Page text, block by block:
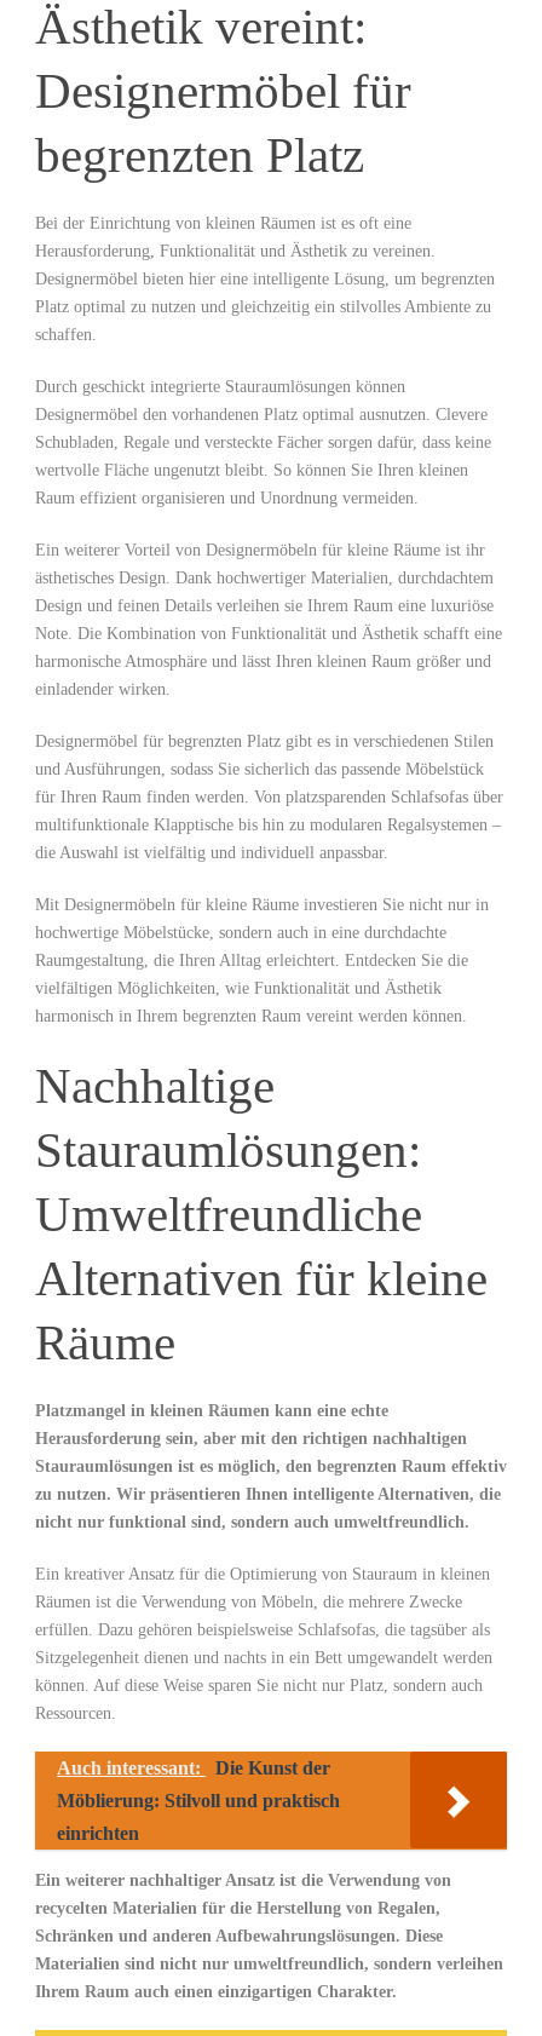
Ästhetik ⁤vereint:
Designermöbel für
begrenzten ​Platz
Bei der Einrichtung von kleinen Räumen ist es oft‌ eine
Herausforderung, Funktionalität und Ästhetik zu vereinen.
Designermöbel bieten hier eine intelligente Lösung, um begrenzten
Platz optimal zu nutzen und gleichzeitig ein stilvolles Ambiente ‍zu
schaffen.
Durch geschickt integrierte Stauraumlösungen können
Designermöbel den vorhandenen​ Platz⁢ optimal ausnutzen. ⁢Clevere
⁤Schubladen, Regale⁢ und versteckte Fächer sorgen dafür,‌ dass keine
‌wertvolle Fläche ungenutzt ⁢bleibt. ‍So ‌können Sie Ihren kleinen
Raum effizient organisieren und Unordnung vermeiden.
Ein weiterer⁢ Vorteil ⁣von Designermöbeln für ​kleine Räume ist ihr
ästhetisches Design. Dank hochwertiger Materialien, durchdachtem
Design​ und feinen Details verleihen sie Ihrem Raum eine luxuriöse
Note. Die ‌Kombination von Funktionalität und Ästhetik schafft eine
harmonische Atmosphäre und lässt Ihren kleinen Raum größer und
einladender wirken.
Designermöbel⁣ für begrenzten Platz gibt⁢ es in verschiedenen​ Stilen
und Ausführungen, sodass Sie sicherlich das passende Möbelstück
für Ihren ⁢Raum finden werden. Von ⁣platzsparenden Schlafsofas über
multifunktionale Klapptische bis hin zu modularen Regalsystemen –
die Auswahl ist⁤ vielfältig und individuell anpassbar.
Mit Designermöbeln für kleine Räume investieren Sie nicht nur in
hochwertige Möbelstücke, sondern auch in eine durchdachte
Raumgestaltung, die Ihren Alltag erleichtert. Entdecken Sie die
⁣vielfältigen ​Möglichkeiten, wie ‌Funktionalität und Ästhetik
harmonisch in Ihrem begrenzten Raum vereint werden können.
Nachhaltige
Stauraumlösungen:
Umweltfreundliche
Alternativen für kleine
Räume
Platzmangel in​ kleinen‌ Räumen kann eine echte
Herausforderung sein, aber mit⁢ den⁣ richtigen nachhaltigen
Stauraumlösungen ist es möglich, den begrenzten Raum effektiv
zu nutzen. ‍Wir präsentieren Ihnen intelligente Alternativen, die ​
nicht nur funktional sind, sondern‌ auch umweltfreundlich.
Ein kreativer Ansatz für die Optimierung‍ von Stauraum in kleinen
Räumen ist die Verwendung von Möbeln, die mehrere Zwecke
erfüllen. Dazu gehören beispielsweise Schlafsofas,⁤ die tagsüber als
Sitzgelegenheit dienen‍ und nachts in⁤ ein Bett ⁢umgewandelt werden
können. Auf diese Weise sparen Sie nicht nur Platz, sondern auch
Ressourcen.
Auch interessant:
Die Kunst der
Möblierung: Stilvoll und praktisch
einrichten
Ein weiterer nachhaltiger Ansatz ist die Verwendung von
recycelten Materialien für die Herstellung von Regalen,
Schränken‌ und anderen Aufbewahrungslösungen. Diese
Materialien⁢ sind nicht nur⁢ umweltfreundlich, sondern verleihen
Ihrem Raum auch einen einzigartigen Charakter.